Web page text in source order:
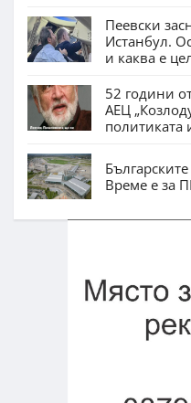
Пеевски
Истанбул.
и каква е
52 години
АЕЦ
политиката
Време е за